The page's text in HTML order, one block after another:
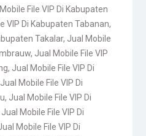
File VIP Di Kabupaten
VIP Di Kabupaten Tabanan,
Takalar, Jual Mobile
, Jual Mobile File VIP
, Jual Mobile File VIP Di
Jual Mobile File VIP Di
, Jual Mobile File VIP Di
Jual Mobile File VIP Di
Mobile File VIP Di